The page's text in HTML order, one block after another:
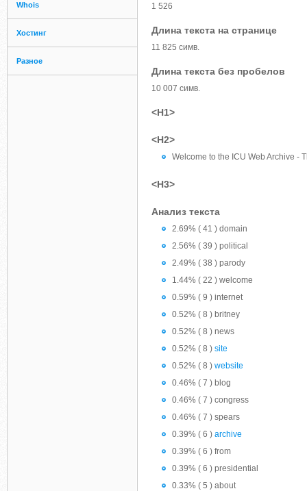
Whois
Хостинг
Разное
1 526
Длина текста на странице
11 825 симв.
Длина текста без пробелов
10 007 симв.
<H1>
<H2>
Welcome to the ICU Web Archive -
<H3>
Анализ текста
2.69% ( 41 ) domain
2.56% ( 39 ) political
2.49% ( 38 ) parody
1.44% ( 22 ) welcome
0.59% ( 9 ) internet
0.52% ( 8 ) britney
0.52% ( 8 ) news
0.52% ( 8 ) site
0.52% ( 8 ) website
0.46% ( 7 ) blog
0.46% ( 7 ) congress
0.46% ( 7 ) spears
0.39% ( 6 ) archive
0.39% ( 6 ) from
0.39% ( 6 ) presidential
0.33% ( 5 ) about